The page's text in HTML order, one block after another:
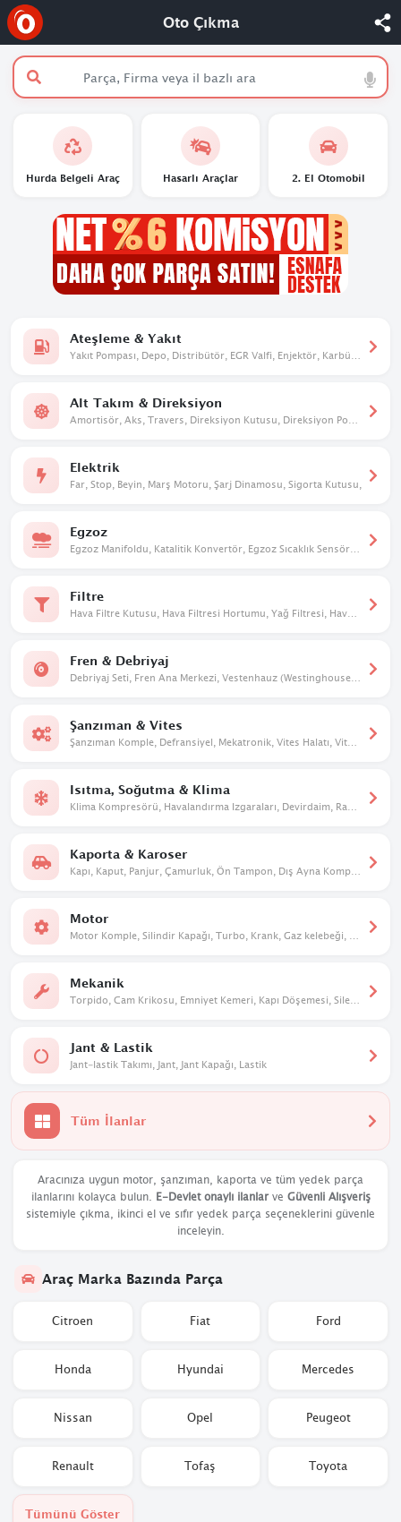
Oto Çıkma
Hurda Belgeli Araç Hasarlı Araçlar 2. El Otomobil
Ateşleme & Yakıt
Alt Takım & Direksiyon
Elektrik
Far, Stop, Beyin, Marş Motoru, Şarj Dinamosu, Sigorta Kutusu,
Egzoz
Filtre
Fren & Debriyaj
Şanzıman & Vites
Isıtma, Soğutma & Klima
Kaporta & Karoser
Motor
Mekanik
Jant & Lastik
Jant-lastik Takımı, Jant, Jant Kapağı, Lastik
Tüm İlanlar
Aracınıza uygun motor, şanzıman, kaporta ve tüm yedek parça
ilanlarını kolayca bulun. E-Devlet onaylı ilanlarve Güvenli Alışveriş
sistemiyle çıkma, ikinci el ve sıfır yedek parça seçeneklerini güvenle
inceleyin.
Araç Marka Bazında Parça
Citroen Fiat Ford
Honda Hyundai Mercedes
Nissan Opel Peugeot
Renault Tofaş Toyota
Tümünü Göster